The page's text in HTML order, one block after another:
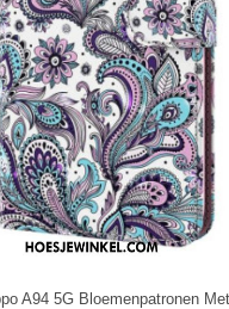
A94 5G Bloemenpatronen